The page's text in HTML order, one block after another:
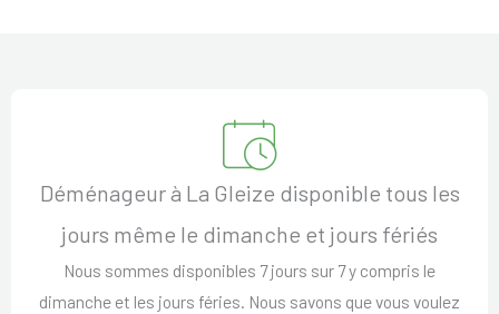
Déménageur à La Gleize disponible tous les
jours même le dimanche et jours fériés
Nous sommes disponibles 7 jours sur 7 y compris le
dimanche et les jours féries. Nous savons que vous voulez